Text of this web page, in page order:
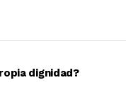
dignidad?